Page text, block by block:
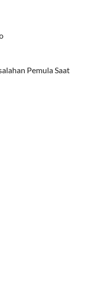
Pemula Saat